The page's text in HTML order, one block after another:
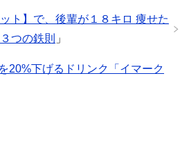
ト】で、後輩が１８キロ 痩せた
つの鉄則 」
20%下げるドリンク「イマーク